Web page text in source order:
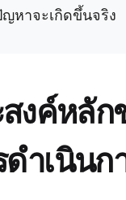
หาจะเกิดขึ้นจริง
งค์หลัก
ำเนินก